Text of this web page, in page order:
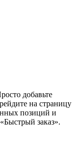
добавьте
на страницу
позиций и
заказ».